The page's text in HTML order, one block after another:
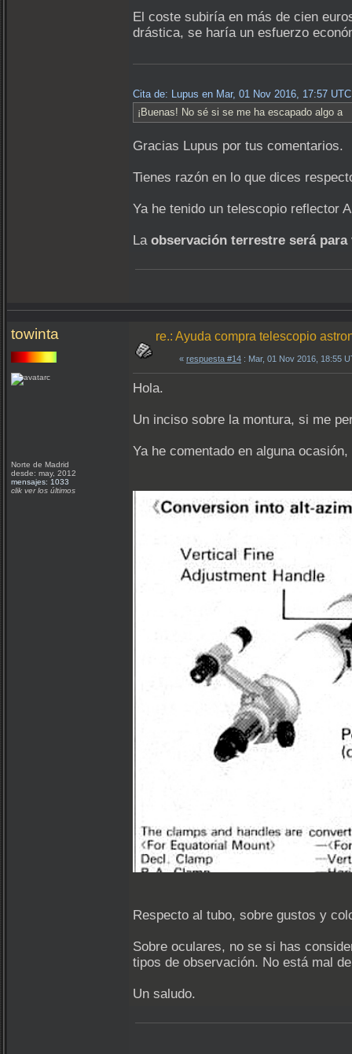
El coste subiría en más de cien
drástica, se haría un esfuerzo
Cita de: Lupus en Mar, 01 Nov 2016, 17:57 UTC
¡Buenas! No sé si se me ha escapado algo a
Gracias Lupus por tus comentarios.
Tienes razón en lo que dices
Ya he tenido un telescopio reflector
La observación terrestre será
towinta
Norte de Madrid
desde: may, 2012
mensajes: 1033
clik ver los últimos
re.: Ayuda compra telescopio
« respuesta #14 : Mar, 01 Nov 2016, 18:55
Hola.
Un inciso sobre la montura, si me
Ya he comentado en alguna
Respecto al tubo, sobre gustos y
Sobre oculares, no se si has
tipos de observación. No está mal
Un saludo.